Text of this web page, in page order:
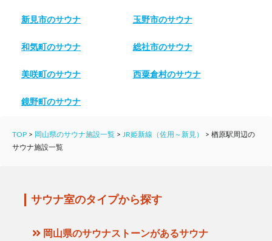
新見市のサウナ 玉野市のサウナ
和気町のサウナ 総社市のサウナ
美咲町のサウナ 西粟倉村のサウナ
鏡野町のサウナ
TOP > 岡山県のサウナ施設一覧 > JR姫新線（佐用～新見） > 楢原駅周辺の
サウナ施設一覧
サウナ室のタイプから探す
岡山県のサウナストーンがあるサウナ